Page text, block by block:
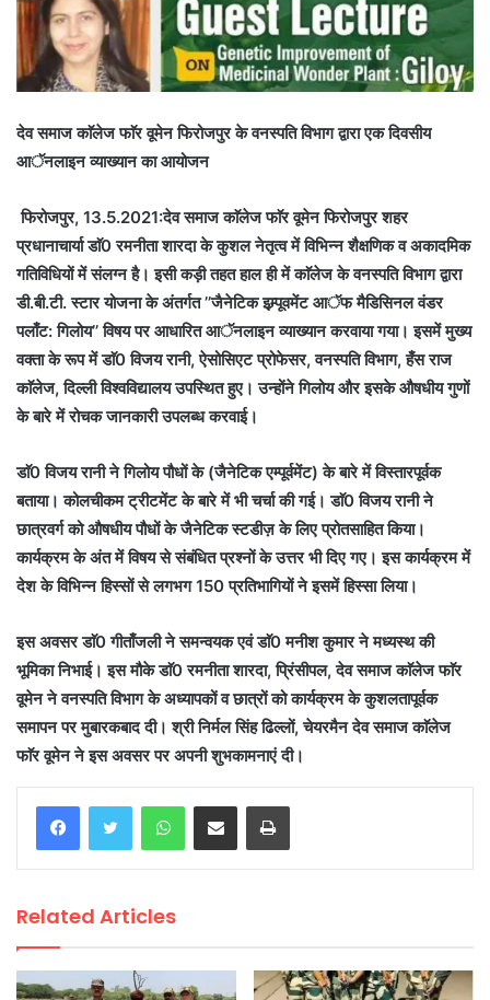
देव समाज काॅलेज फाॅर वूमेन फिरोजपुर के वनस्पति विभाग द्वारा एक दिवसीय
आॅनलाइन व्याख्यान का आयोजन
फिरोजपुर, 13.5.2021:देव समाज काॅलेज फाॅर वूमेन फिरोजपुर शहर
प्रधानाचार्या डाॅ0रमनीता शारदा के कुशल नेतृत्व में विभिन्न शैक्षणिक व अकादमिक
गतिविधियों में संलग्न है। इसी कड़ी तहत हाल ही में काॅलेज के वनस्पति विभाग द्वारा
डी.बी.टी.स्टार योजना के अंतर्गत’’जैनेटिक इम्र्पूवमेंट आॅफ मैडिसिनल वंडर
पलाँट:गिलोय’’ विषय पर आधारित आॅनलाइन व्याख्यान करवाया गया। इसमें मुख्य
वक्ता के रूप में डाॅ0विजय रानी,ऐसोसिएट प्रोफेसर,वनस्पति विभाग,हँस राज
काॅलेज,दिल्ली विश्वविद्यालय उपस्थित हुए। उन्होंने गिलोय और इसके औषधीय गुणों
के बारे में रोचक जानकारी उपलब्ध करवाई।
डाॅ0विजय रानी ने गिलोय पौधों के(जैनेटिक एम्पूर्वमेंट)के बारे में विस्तारपूर्वक
बताया। कोलचीकम ट्रीटमेंट के बारे में भी चर्चा की गई। डाॅ0विजय रानी ने
छात्रवर्ग को औषधीय पौधों के जैनेटिक स्टडीज़ के लिए प्रोतसाहित किया।
कार्यक्रम के अंत में विषय से संबंधित प्रश्नों के उत्तर भी दिए गए। इस कार्यक्रम में
देश के विभिन्न हिस्सों से लगभग150प्रतिभागियों ने इसमें हिस्सा लिया।
इस अवसर डाॅ0गीताँजली ने समन्वयक एवं डाॅ0मनीश कुमार ने मध्यस्थ की
भूमिका निभाई। इस मौके डाॅ0रमनीता शारदा,प्रिंसीपल,देव समाज काॅलेज फाॅर
वूमेन ने वनस्पति विभाग के अध्यापकों व छात्रों को कार्यक्रम के कुशलतापूर्वक
समापन पर मुबारकबाद दी। श्री निर्मल सिंह ढिल्लों,चेयरमैन देव समाज काॅलेज
फाॅर वूमेन ने इस अवसर पर अपनी शुभकामनाएं दी।
WhatsAppShare via Email Print
Related Articles